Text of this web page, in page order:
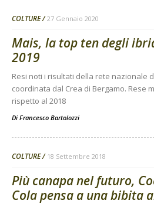
COLTURE 27 Gennaio 2020
Mais, la top ten degli
2019
Resi noti i risultati della rete nazionale
coordinata dal Crea di Bergamo. Rese
rispetto al 2018
Di Francesco Bartolozzi
COLTURE 18 Settembre 2018
Più canapa nel futuro,
Cola pensa a una bibita